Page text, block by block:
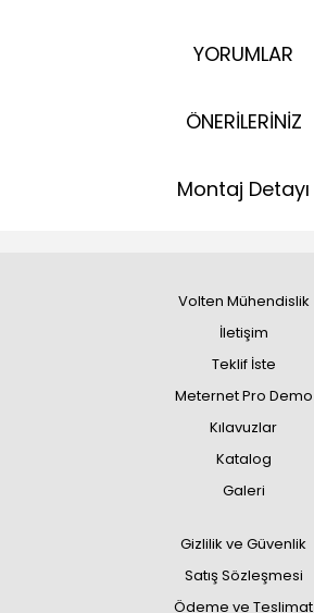
YORUMLAR
ÖNERİLERİNİZ
Montaj Detayı
Volten Mühendislik
İletişim
Teklif İste
Meternet Pro Demo
Kılavuzlar
Katalog
Galeri
Gizlilik ve Güvenlik
Satış Sözleşmesi
Ödeme ve Teslimat